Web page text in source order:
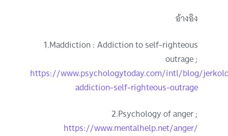
อ้างอิง
1.Maddiction : Addiction to self-righteous
outrage ;
https://www.psychologytoday.com/intl/blog/
addiction-self-righteous-outrage
2.Psychology of anger ;
https://www.mentalhelp.net/anger/